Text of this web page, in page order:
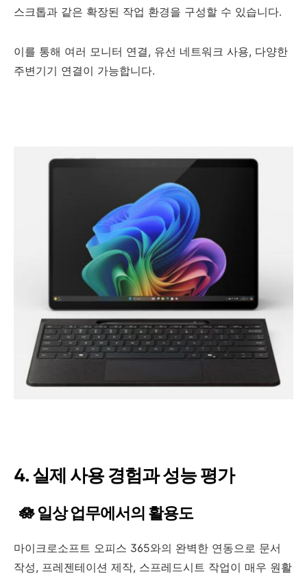
스크톱과 같은 확장된 작업 환경을 구성할 수 있습니다.
이를 통해 여러 모니터 연결, 유선 네트워크 사용, 다양한
주변기기 연결이 가능합니다.
4. 실제 사용 경험과 성능 평가
🪷 일상 업무에서의 활용도
마이크로소프트 오피스 365와의 완벽한 연동으로 문서
작성, 프레젠테이션 제작, 스프레드시트 작업이 매우 원활